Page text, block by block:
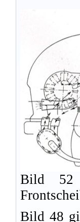
Bild 52
Bild 48